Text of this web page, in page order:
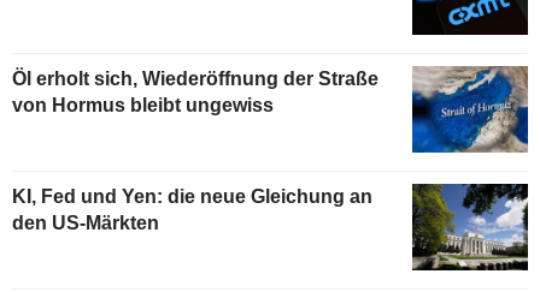
Öl erholt sich, Wiederöffnung der Straße
von Hormus bleibt ungewiss
KI, Fed und Yen: die neue Gleichung an
den US-Märkten